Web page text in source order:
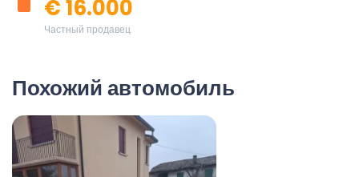
€ 16.000
Частный продавец
Похожий автомобиль